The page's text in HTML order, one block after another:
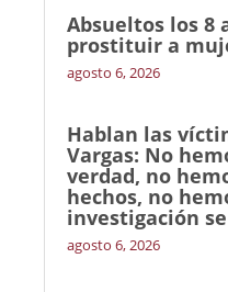
Absueltos los 8
prostituir a
agosto 6, 2026
Hablan las
Vargas: No
verdad, no
hechos, no
investigación
agosto 6, 2026